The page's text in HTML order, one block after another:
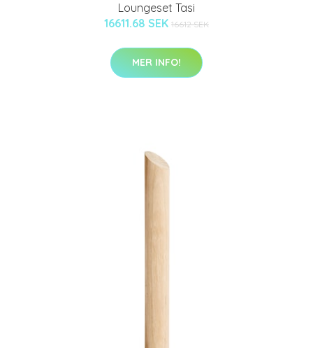
Loungeset Tasi
16611.68 SEK 16612 SEK
MER INFO!